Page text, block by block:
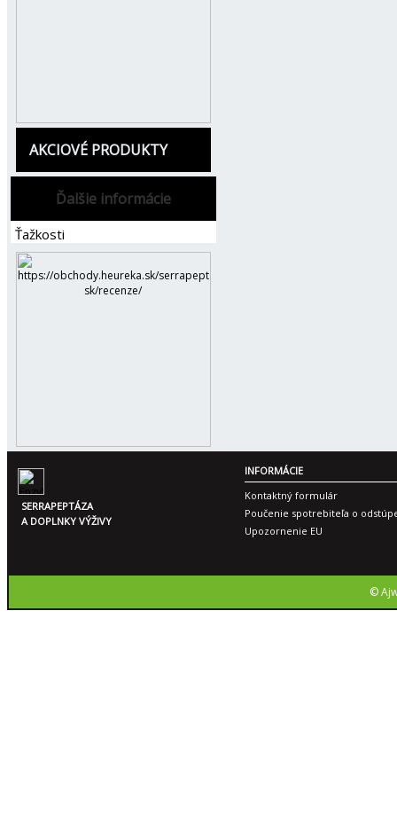
AKCIOVÉ PRODUKTY
Ďalšie informácie
Ťažkosti
SERRAPEPTÁZA
A DOPLNKY VÝŽIVY
INFORMÁCIE
Kontaktný formulár
Poučenie spotrebiteľa o
Upozornenie EU
©